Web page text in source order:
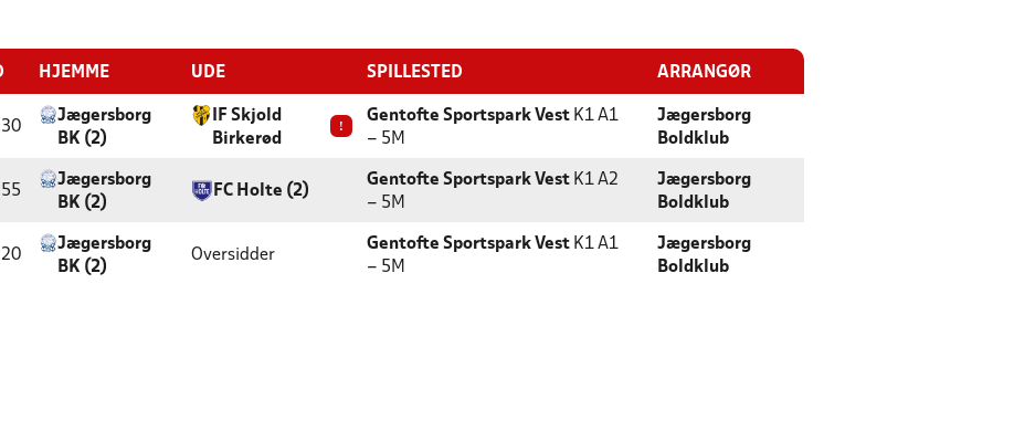
HJEMME UDE SPILLESTED ARRANGØR
Jægersborg
BK (2)
IF Skjold
Birkerød
!
Gentofte Sportspark Vest K1 A1
– 5M
Jægersborg
Boldklub
Jægersborg
BK (2)
FC Holte (2)
Gentofte Sportspark Vest K1 A2
– 5M
Jægersborg
Boldklub
Jægersborg
BK (2)
Oversidder
Gentofte Sportspark Vest K1 A1
– 5M
Jægersborg
Boldklub